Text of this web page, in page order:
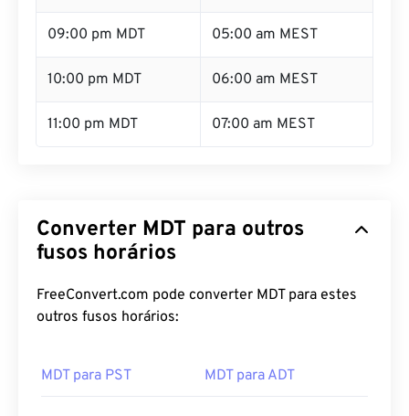
09:00 pm MDT 05:00 am MEST
10:00 pm MDT 06:00 am MEST
11:00 pm MDT 07:00 am MEST
Converter MDT para outros
fusos horários
FreeConvert.com pode converter MDT para estes
outros fusos horários:
MDT para PST MDT para ADT